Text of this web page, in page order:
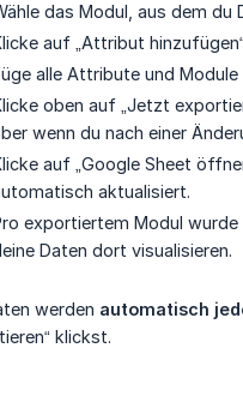
das Modul, aus dem du
auf „Attribut
alle Attribute und
oben auf „Jetzt
wenn du nach einer
auf „Google Sheet
aktualisiert.
exportiertem Modul
Daten dort visualisieren.
werden automatisch
klickst.